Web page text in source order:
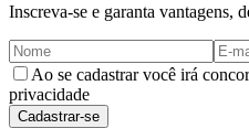
Inscreva-se e garanta vantagens,
Ao se cadastrar você irá
privacidade
Cadastrar-se